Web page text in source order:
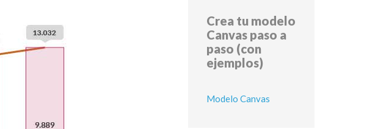
Crea tu modelo
Canvas paso a
paso (con
ejemplos)
Modelo Canvas